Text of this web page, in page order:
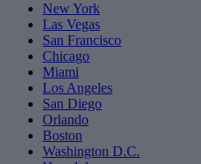
New York
Las Vegas
San Francisco
Chicago
Miami
Los Angeles
San Diego
Orlando
Boston
Washington D.C.